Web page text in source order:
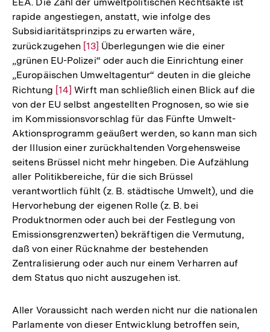
rapide angestiegen, anstatt, wie infolge des
Subsidiaritätsprinzips zu erwarten wäre,
zurückzugehen Zur
Auflösung
der
Fußnote
[13] Überlegungen wie die einer
„grünen EU-Polizei“ oder auch die Einrichtung einer
„Europäischen Umweltagentur“ deuten in die gleiche
Richtung Zur
Auflösung
der
Fußnote
[14] Wirft man schließlich einen Blick auf die
von der EU selbst angestellten Prognosen, so wie sie
im Kommissionsvorschlag für das Fünfte Umwelt-
Aktionsprogramm geäußert werden, so kann man sich
der Illusion einer zurückhaltenden Vorgehensweise
seitens Brüssel nicht mehr hingeben. Die Aufzählung
aller Politikbereiche, für die sich Brüssel
verantwortlich fühlt (z. B. städtische Umwelt), und die
Hervorhebung der eigenen Rolle (z. B. bei
Produktnormen oder auch bei der Festlegung von
Emissionsgrenzwerten) bekräftigen die Vermutung,
daß von einer Rücknahme der bestehenden
Zentralisierung oder auch nur einem Verharren auf
dem Status quo nicht auszugehen ist.
Aller Voraussicht nach werden nicht nur die nationalen
Parlamente von dieser Entwicklung betroffen sein,